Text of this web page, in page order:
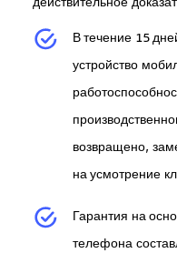
В течение 15
устройство
возвращено,
на усмотрение
Гарантия на
телефона